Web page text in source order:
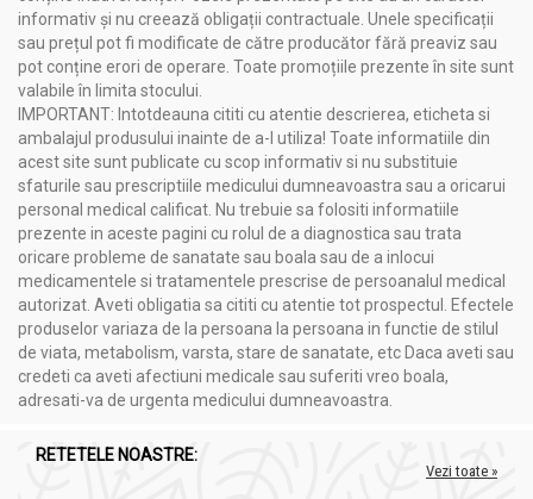
informativ și nu creează obligații contractuale. Unele specificații
sau prețul pot fi modificate de către producător fără preaviz sau
pot conține erori de operare. Toate promoțiile prezente în site sunt
valabile în limita stocului.
IMPORTANT: Intotdeauna cititi cu atentie descrierea, eticheta si
ambalajul produsului inainte de a-l utiliza! Toate informatiile din
acest site sunt publicate cu scop informativ si nu substituie
sfaturile sau prescriptiile medicului dumneavoastra sau a oricarui
personal medical calificat. Nu trebuie sa folositi informatiile
prezente in aceste pagini cu rolul de a diagnostica sau trata
oricare probleme de sanatate sau boala sau de a inlocui
medicamentele si tratamentele prescrise de persoanalul medical
autorizat. Aveti obligatia sa cititi cu atentie tot prospectul. Efectele
produselor variaza de la persoana la persoana in functie de stilul
de viata, metabolism, varsta, stare de sanatate, etc Daca aveti sau
credeti ca aveti afectiuni medicale sau suferiti vreo boala,
adresati-va de urgenta medicului dumneavoastra.
RETETELE NOASTRE:
Vezi toate »